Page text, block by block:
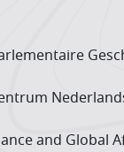
and Global